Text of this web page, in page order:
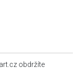
obdržíte